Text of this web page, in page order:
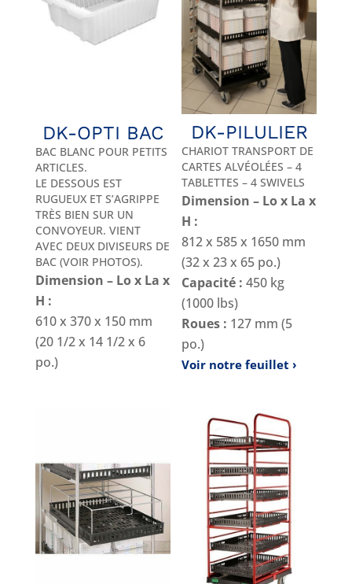
DK-OPTI BAC
BAC BLANC POUR PETITS
ARTICLES.
LE DESSOUS EST
RUGUEUX ET S’AGRIPPE
TRÈS BIEN SUR UN
CONVOYEUR. VIENT
AVEC DEUX DIVISEURS DE
BAC (VOIR PHOTOS).
Dimension – Lo x La x
H :
610 x 370 x 150 mm
(20 1/2 x 14 1/2 x 6
po.)
DK-PILULIER
CHARIOT TRANSPORT DE
CARTES ALVÉOLÉES – 4
TABLETTES – 4 SWIVELS
Dimension – Lo x La x
H :
812 x 585 x 1650 mm
(32 x 23 x 65 po.)
Capacité : 450 kg
(1000 lbs)
Roues : 127 mm (5
po.)
Voir notre feuillet